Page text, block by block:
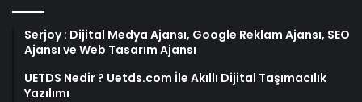
Serjoy : Dijital Medya Ajansı, Google Reklam Ajansı, SEO
Ajansı ve Web Tasarım Ajansı
UETDS Nedir ? Uetds.com İle Akıllı Dijital Taşımacılık
Yazılımı